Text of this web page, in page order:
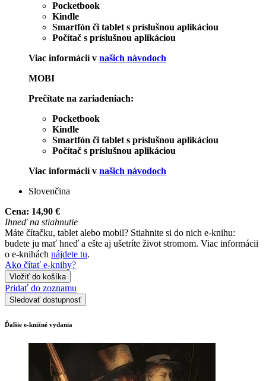
Pocketbook
Kindle
Smartfón či tablet s príslušnou aplikáciou
Počítač s príslušnou aplikáciou
Viac informácií v našich návodoch
MOBI
Prečítate na zariadeniach:
Pocketbook
Kindle
Smartfón či tablet s príslušnou aplikáciou
Počítač s príslušnou aplikáciou
Viac informácií v našich návodoch
Slovenčina
Cena: 14,90 €
Ihneď na stiahnutie
Máte čítačku, tablet alebo mobil? Stiahnite si do nich e-knihu:
budete ju mať hneď a ešte aj ušetríte život stromom. Viac informácii
o e-knihách nájdete tu.
Ako čítať e-knihy?
Vložiť do košíka
Pridať do zoznamu
Sledovať dostupnosť
Ďalšie e-knižné vydania